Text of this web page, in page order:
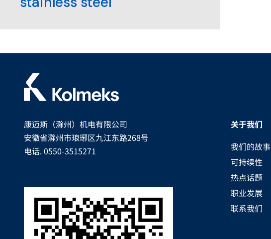
康迈斯（滁州）机电有限公司
安徽省滁州市琅琊区九江东路268号
电话. 0550-3515271
关于我们
我们的故事
可持续性
热点话题
职业发展
联系我们